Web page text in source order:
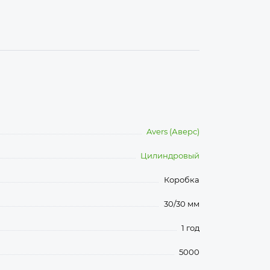
Avers (Аверс)
Цилиндровый
Коробка
30/30 мм
1 год
5000